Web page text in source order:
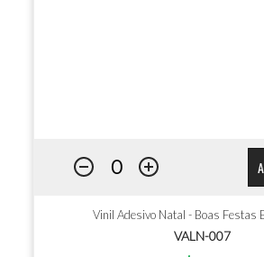
Vinil Adesivo Natal - Boas Festas
VALN-007